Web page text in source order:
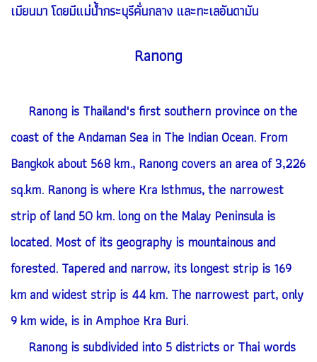
เมียนมา โดยมีแม่น้ำกระบุรีคั่นกลาง และทะเลอันดามัน
Ranong
Ranong is Thailand's first southern province on the
coast of the Andaman Sea in The Indian Ocean. From
Bangkok about 568 km., Ranong covers an area of 3,226
sq.km. Ranong is where Kra Isthmus, the narrowest
strip of land 50 km. long on the Malay Peninsula is
located. Most of its geography is mountainous and
forested. Tapered and narrow, its longest strip is 169
km and widest strip is 44 km. The narrowest part, only
9 km wide, is in Amphoe Kra Buri.
Ranong is subdivided into 5 districts or Thai words